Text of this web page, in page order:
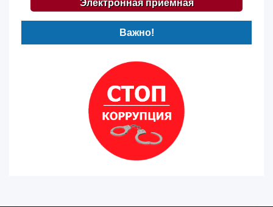
Электронная приемная
Важно!